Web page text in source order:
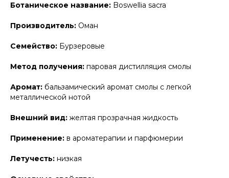
Ботаническое название: Boswellia sacra
Производитель: Оман
Семейство: Бурзеровые
Метод получения: паровая дистилляция смолы
Аромат: бальзамический аромат смолы с легкой
металлической нотой
Внешний вид: желтая прозрачная жидкость
Применение: в ароматерапии и парфюмерии
Летучесть: низкая